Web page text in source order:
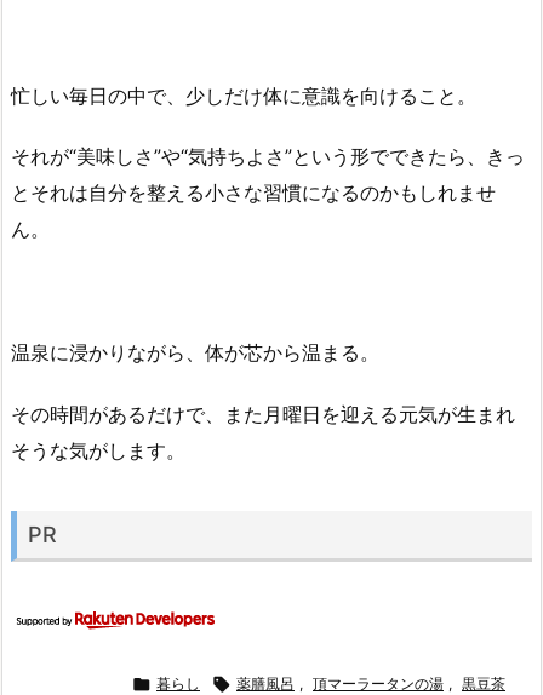
忙しい毎日の中で、少しだけ体に意識を向けること。
それが“美味しさ”や“気持ちよさ”という形でできたら、きっ
とそれは自分を整える小さな習慣になるのかもしれませ
ん。
温泉に浸かりながら、体が芯から温まる。
その時間があるだけで、また月曜日を迎える元気が生まれ
そうな気がします。
PR
 暮らし  薬膳風呂 , 頂マーラータンの湯 , 黒豆茶